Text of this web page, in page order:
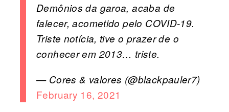
Demônios da garoa, acaba de
falecer, acometido pelo COVID-19.
Triste notícia, tive o prazer de o
conhecer em 2013… triste.
— Cores & valores (@blackpauler7)
February 16, 2021